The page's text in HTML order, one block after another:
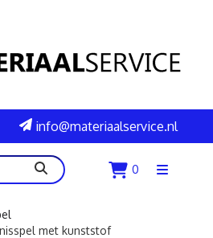
info@materiaalservice.nl
zoeken 0
Menu
met kunststof